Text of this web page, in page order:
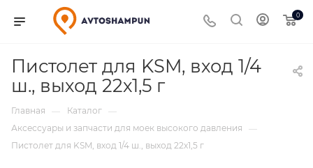
0
Пистолет для KSM, вход 1/4
ш., выход 22х1,5 г
Главная — Каталог —
Аксессуары и запчасти для моек высокого давления
—
Пистолет для KSM, вход 1/4 ш., выход 22х1,5 г